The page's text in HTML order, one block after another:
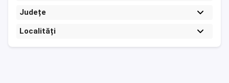
Județe
Localități